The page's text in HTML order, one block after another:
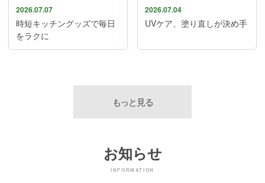
2026.07.07
時短キッチングッズで毎日
をラクに
2026.07.04
UVケア、塗り直しが決め手
もっと見る
お知らせ
INFORMATION